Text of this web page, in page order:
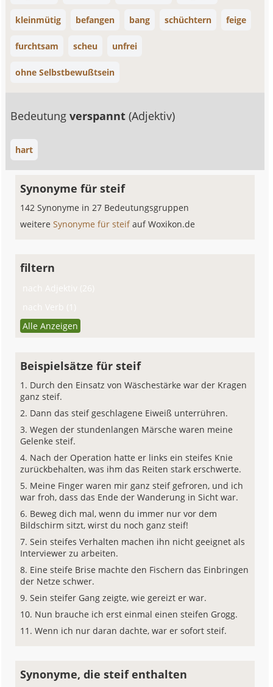
kleinmütig befangen bang schüchtern feige
furchtsam scheu unfrei
ohne Selbstbewußtsein
Bedeutungverspannt(Adjektiv)
hart
Synonyme für steif
142 Synonyme in 27 Bedeutungsgruppen
weitereSynonyme für steifauf Woxikon.de
filtern
nach Adjektiv (26)
nach Verb (1)
Alle Anzeigen
Beispielsätze für steif
Durch den Einsatz von Wäschestärke war der Kragen
ganz steif.
Dann das steif geschlagene Eiweiß unterrühren.
Wegen der stundenlangen Märsche waren meine
Gelenke steif.
Nach der Operation hatte er links ein steifes Knie
zurückbehalten, was ihm das Reiten stark erschwerte.
Meine Finger waren mir ganz steif gefroren, und ich
war froh, dass das Ende der Wanderung in Sicht war.
Beweg dich mal, wenn du immer nur vor dem
Bildschirm sitzt, wirst du noch ganz steif!
Sein steifes Verhalten machen ihn nicht geeignet als
Interviewer zu arbeiten.
Eine steife Brise machte den Fischern das Einbringen
der Netze schwer.
Sein steifer Gang zeigte, wie gereizt er war.
Nun brauche ich erst einmal einen steifen Grogg.
Wenn ich nur daran dachte, war er sofort steif.
Synonyme, die steif enthalten